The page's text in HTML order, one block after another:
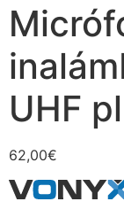
UHF
62,00€